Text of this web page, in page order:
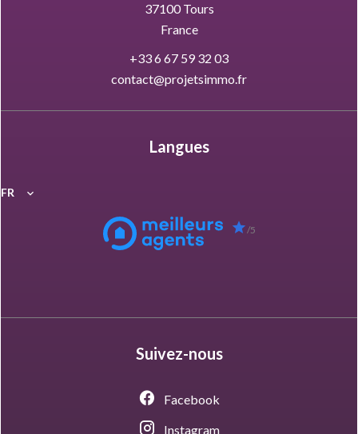
37100Tours
France
+33 6 67 59 32 03
contact@projetsimmo.fr
Langues
FR
/5
Suivez-nous
Facebook
Instagram